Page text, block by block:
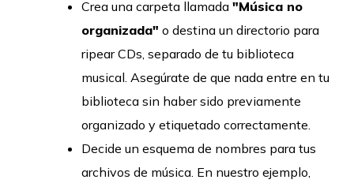
Crea una carpeta llamada "Música no
organizada" o destina un directorio para
ripear CDs, separado de tu biblioteca
musical. Asegúrate de que nada entre en tu
biblioteca sin haber sido previamente
organizado y etiquetado correctamente.
Decide un esquema de nombres para tus
archivos de música. En nuestro ejemplo,